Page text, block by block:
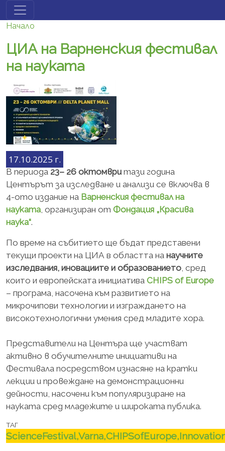
Премини към основното съдържание
Начало
ЦИА на Варненския фестивал
на науката
17.10.2025 г.
В периода 23– 26 октомври тази година
Центърът за изследване и анализи се включва в
4-ото издание на Варненския фестивал на
науката, организиран от Фондация „Красива
наука“.
По време на събитието ще бъдат представени
текущи проекти на ЦИА в областта на научните
изследвания, иновациите и образованието, сред
които и европейската инициатива CHIPS ofEurope
– програма, насочена към развитието на
микрочипови технологии и изграждането на
високотехнологични умения сред младите хора.
Представители на Центъра ще участват
активно в обучителните инициативи на
Фестивала посредством изнасяне на кратки
лекции и провеждане на демонстрационни
дейности, насочени към популяризиране на
науката сред младежите и широката публика.
ТАГ